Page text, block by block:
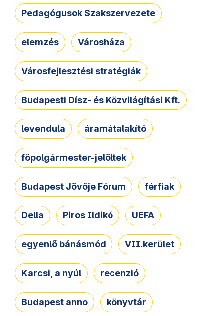
Pedagógusok Szakszervezete
elemzés Városháza
Városfejlesztési stratégiák
Budapesti Dísz- és Közvilágítási Kft.
levendula áramátalakító
főpolgármester-jelöltek
Budapest Jövője Fórum férfiak
Della Piros Ildikó UEFA
egyenlő bánásmód VII.kerület
Karcsi, a nyúl recenzió
Budapest anno könyvtár